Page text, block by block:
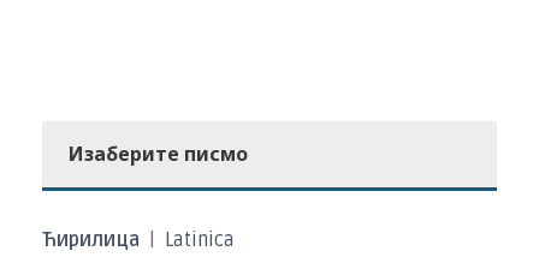
Изаберите писмо
Ћирилица Latinica